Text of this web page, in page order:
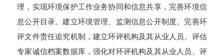
理，实现环境保护工作业务协同和信息共享，完善环境信
息公开目录。建立环境管理、监测信息公开制度。完善环
评文件责任追究机制，建立环评机构及其从业人员、评估
专家诚信档案数据库，强化对环评机构及其从业人员、评